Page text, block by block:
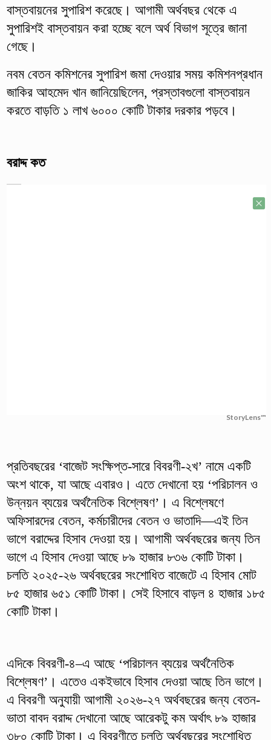
বাস্তবায়নের সুপারিশ করেছে। আগামী অর্থবছর থেকে এ
সুপারিশই বাস্তবায়ন করা হচ্ছে বলে অর্থ বিভাগ সূত্রে জানা
গেছে।
নবম বেতন কমিশনের সুপারিশ জমা দেওয়ার সময় কমিশনপ্রধান
জাকির আহমেদ খান জানিয়েছিলেন, প্রস্তাবগুলো বাস্তবায়ন
করতে বাড়তি ১ লাখ ৬০০০ কোটি টাকার দরকার পড়বে।
বরাদ্দ কত
StoryLens™
প্রতিবছরের ‘বাজেট সংক্ষিপ্ত-সারে বিবরণী-২খ’ নামে একটি
অংশ থাকে, যা আছে এবারও। এতে দেখানো হয় ‘পরিচালন ও
উন্নয়ন ব্যয়ের অর্থনৈতিক বিশ্লেষণ’। এ বিশ্লেষণে
অফিসারদের বেতন, কর্মচারীদের বেতন ও ভাতাদি—এই তিন
ভাগে বরাদ্দের হিসাব দেওয়া হয়। আগামী অর্থবছরের জন্য তিন
ভাগে এ হিসাব দেওয়া আছে ৮৯ হাজার ৮৩৬ কোটি টাকা।
চলতি ২০২৫-২৬ অর্থবছরের সংশোধিত বাজেটে এ হিসাব মোট
৮৫ হাজার ৬৫১ কোটি টাকা। সেই হিসাবে বাড়ল ৪ হাজার ১৮৫
কোটি টাকা।
এদিকে বিবরণী-৪–এ আছে ‘পরিচালন ব্যয়ের অর্থনৈতিক
বিশ্লেষণ’। এতেও একইভাবে হিসাব দেওয়া আছে তিন ভাগে।
এ বিবরণী অনুযায়ী আগামী ২০২৬-২৭ অর্থবছরের জন্য বেতন-
ভাতা বাবদ বরাদ্দ দেখানো আছে আরেকটু কম অর্থাৎ ৮৯ হাজার
৩৮০ কোটি টাকা। এ বিবরণীতে চলতি অর্থবছরের সংশোধিত